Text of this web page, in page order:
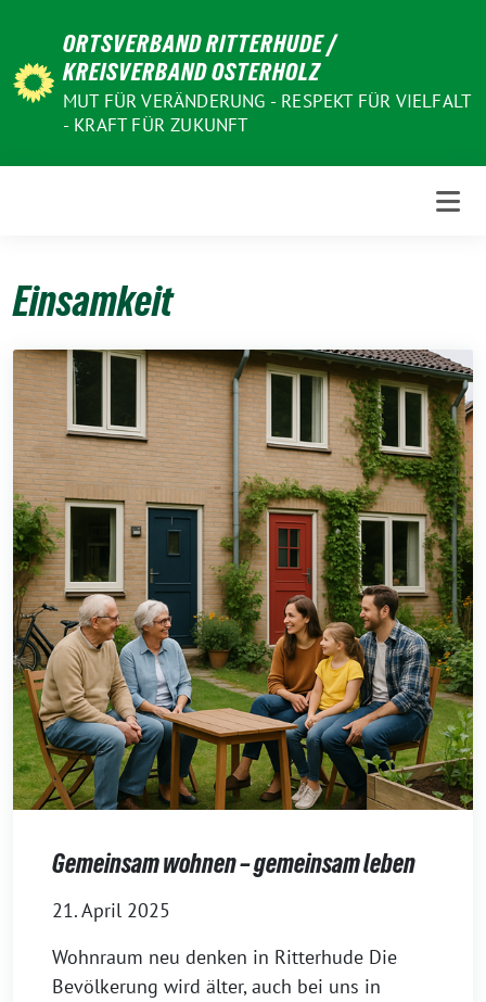
Inhalt
ORTSVERBAND RITTERHUDE /
KREISVERBAND OSTERHOLZ
MUT FÜR VERÄNDERUNG - RESPEKT FÜR VIELFALT
- KRAFT FÜR ZUKUNFT
Einsamkeit
Gemeinsam wohnen – gemeinsam leben
21. April 2025
Wohnraum neu denken in Ritterhude Die
Bevölkerung wird älter, auch bei uns in